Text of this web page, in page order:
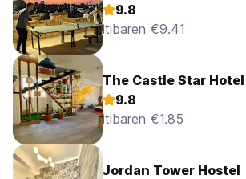
9.8
itibaren €9.41
The Castle Star Hotel
9.8
itibaren €1.85
Jordan Tower Hostel